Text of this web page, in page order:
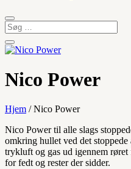
Nico Power
Hjem / Nico Power
Nico Power til alle slags
omkring hullet ved det
trykluft og gas ud igennem
for fedt og rester der sidder.